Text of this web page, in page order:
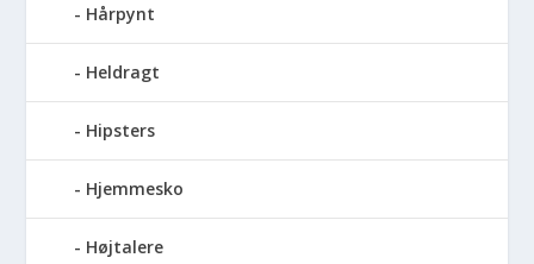
Hårpynt
Heldragt
Hipsters
Hjemmesko
Højtalere